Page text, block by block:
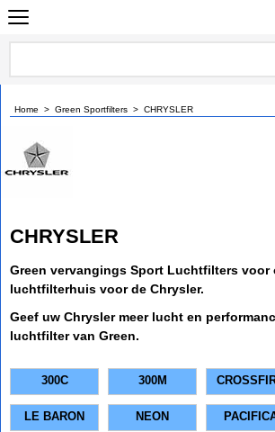
Home > Green Sportfilters > CHRYSLER
CHRYSLER
Green vervangings Sport Luchtfilters voor
luchtfilterhuis voor de Chrysler.
Geef uw Chrysler meer lucht en
luchtfilter van Green.
300C 300M
LE BARON NEON